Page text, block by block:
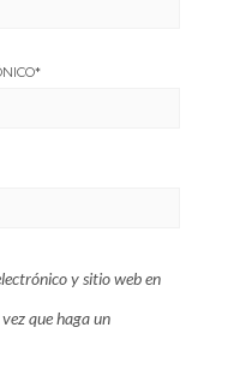
*
y sitio web en
que haga un